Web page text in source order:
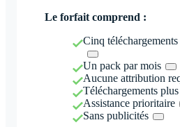
Le forfait comprend :
Cinq
Un pack par mois
Aucune attribution
Téléchargements
Assistance prioritaire
Sans publicités